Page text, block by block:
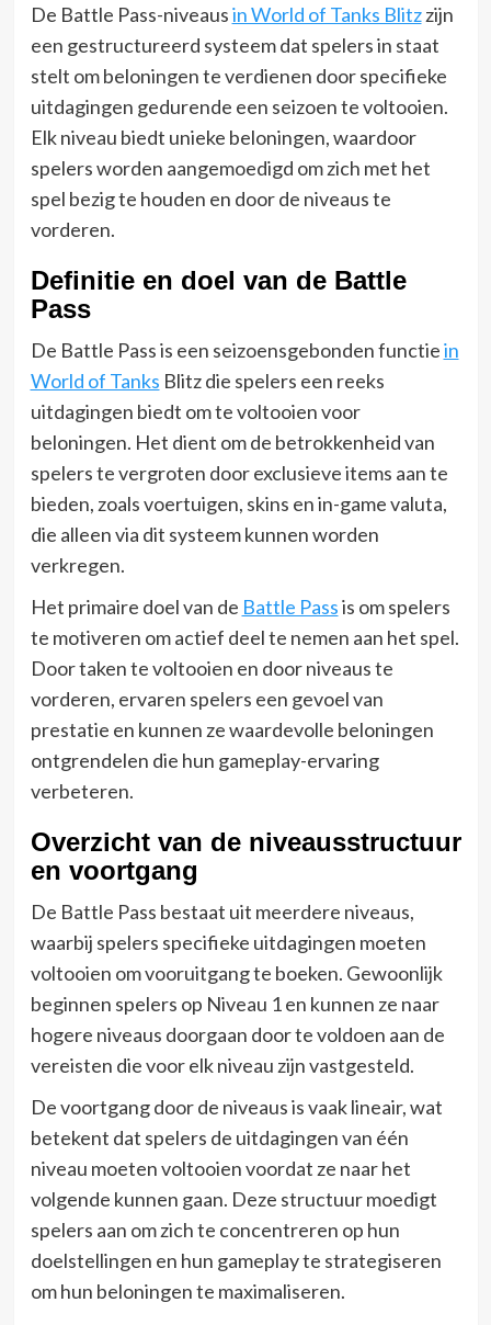
De Battle Pass-niveausin World of Tanks Blitzzijn
een gestructureerd systeem dat spelers in staat
stelt om beloningen te verdienen door specifieke
uitdagingen gedurende een seizoen te voltooien.
Elk niveau biedt unieke beloningen, waardoor
spelers worden aangemoedigd om zich met het
spel bezig te houden en door de niveaus te
vorderen.
Definitie en doel van de Battle
Pass
De Battle Pass is een seizoensgebonden functiein
World of Tanks Blitz die spelers een reeks
uitdagingen biedt om te voltooien voor
beloningen. Het dient om de betrokkenheid van
spelers te vergroten door exclusieve items aan te
bieden, zoals voertuigen, skins en in-game valuta,
die alleen via dit systeem kunnen worden
verkregen.
Het primaire doel van de Battle Passis om spelers
te motiveren om actief deel te nemen aan het spel.
Door taken te voltooien en door niveaus te
vorderen, ervaren spelers een gevoel van
prestatie en kunnen ze waardevolle beloningen
ontgrendelen die hun gameplay-ervaring
verbeteren.
Overzicht van de niveausstructuur
en voortgang
De Battle Pass bestaat uit meerdere niveaus,
waarbij spelers specifieke uitdagingen moeten
voltooien om vooruitgang te boeken. Gewoonlijk
beginnen spelers op Niveau 1 en kunnen ze naar
hogere niveaus doorgaan door te voldoen aan de
vereisten die voor elk niveau zijn vastgesteld.
De voortgang door de niveaus is vaak lineair, wat
betekent dat spelers de uitdagingen van één
niveau moeten voltooien voordat ze naar het
volgende kunnen gaan. Deze structuur moedigt
spelers aan om zich te concentreren op hun
doelstellingen en hun gameplay te strategiseren
om hun beloningen te maximaliseren.